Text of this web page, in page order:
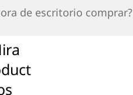
de escritorio comprar?